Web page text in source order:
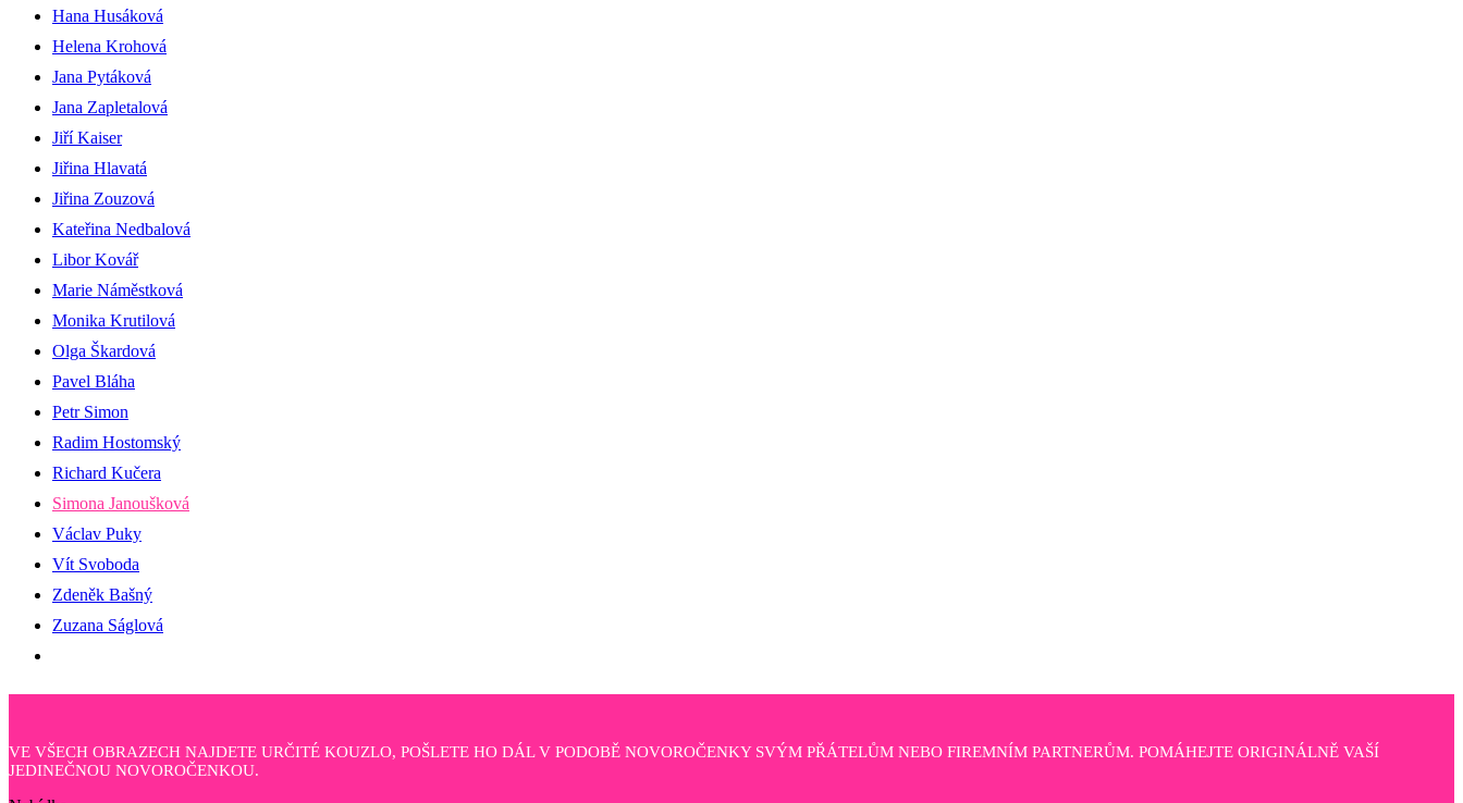
Hana Husáková
Helena Krohová
Jana Pytáková
Jana Zapletalová
Jiří Kaiser
Jiřina Hlavatá
Jiřina Zouzová
Kateřina Nedbalová
Libor Kovář
Marie Náměstková
Monika Krutilová
Olga Škardová
Pavel Bláha
Petr Simon
Radim Hostomský
Richard Kučera
Simona Janoušková
Václav Puky
Vít Svoboda
Zdeněk Bašný
Zuzana Ságlová
VE VŠECH OBRAZECH NAJDETE URČITÉ KOUZLO, POŠLETE HO DÁL V PODOBĚ NOVOROČENKY SVÝM PŘÁTELŮM NEBO FIREMNÍM PARTNERŮM. POMÁHEJTE ORIGINÁLNĚ VAŠÍ
JEDINEČNOU NOVOROČENKOU.